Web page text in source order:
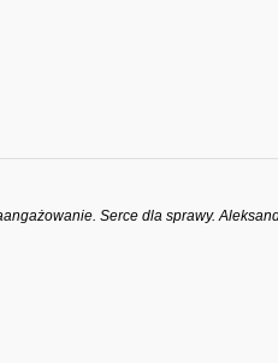
Serce dla sprawy.